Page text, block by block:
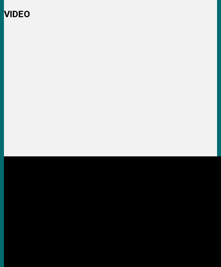
VIDEO